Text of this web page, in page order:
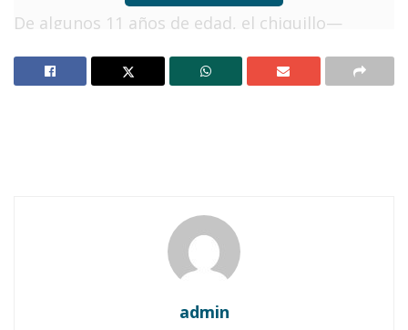
De algunos 11 años de edad, el chiquillo—
jugueteaba en un corral junto con otros
admin